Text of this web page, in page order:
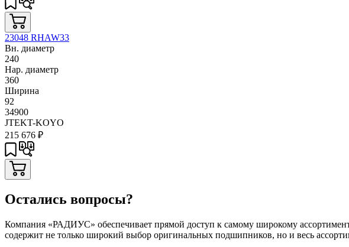
23048 RHAW33
Вн. диаметр
240
Нар. диаметр
360
Ширина
92
34900
JTEKT-KOYO
215 676 ₽
Остались вопросы?
Компания «РАДИУС» обеспечивает прямой доступ к самому широкому
содержит не только широкий выбор оригинальных подшипников, но и весь